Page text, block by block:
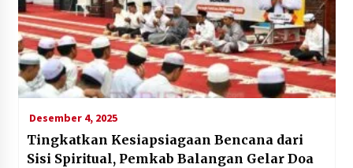
Desember 4, 2025
Tingkatkan Kesiapsiagaan Bencana dari
Sisi Spiritual, Pemkab Balangan Gelar Doa